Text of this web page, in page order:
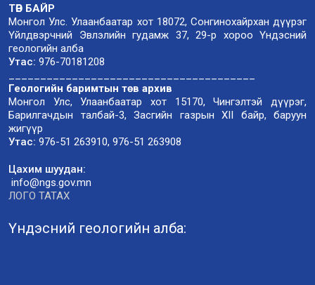
ТӨВ БАЙР
Монгол Улс. Улаанбаатар хот 18072, Сонгинохайрхан дүүрэг
Үйлдвэрчний Эвлэлийн гудамж 37, 29-р хороо Үндэсний
геологийн алба
Утас: 976-70181208
Геологийн баримтын төв архив
Монгол Улс, Улаанбаатар хот 15170, Чингэлтэй дүүрэг,
Барилгачдын талбай-3, Засгийн газрын XII байр, баруун
жигүүр
Утас: 976-51 263910, 976-51 263908
Цахим шуудан:
info@ngs.gov.mn
ЛОГО ТАТАХ
Үндэсний геологийн алба: